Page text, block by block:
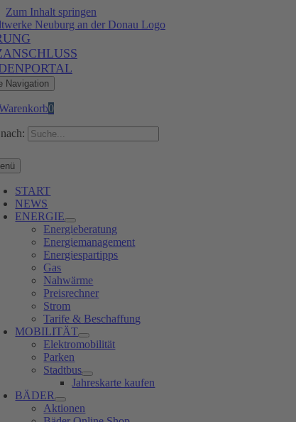
Zum Inhalt springen
Navigation
0
START
NEWS
ENERGIE
Energieberatung
Energiemanagement
Energiespartipps
Gas
Nahwärme
Preisrechner
Strom
Tarife & Beschaffung
MOBILITÄT
Elektromobilität
Parken
Stadtbus
Jahreskarte kaufen
BÄDER
Aktionen